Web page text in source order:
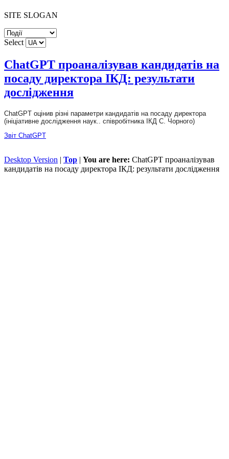
SITE SLOGAN
Select
ChatGPT проаналізував кандидатів на
посаду директора ІКД: результати
дослідження
ChatGPT оцінив різні параметри кандидатів на посаду директора
(ініціативне дослідження наук.. співробітника ІКД С. Чорного)
Звіт ChatGPT
Desktop Version | Top | You are here: ChatGPT проаналізував
кандидатів на посаду директора ІКД: результати дослідження